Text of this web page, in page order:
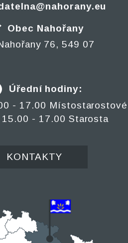
Obec Nahořany
76, 549 07
Úřední hodiny:
- 17.00 Místostarostové
- 17.00 Starosta
KONTAKTY